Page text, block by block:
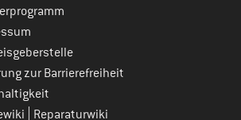
zur Barrierefreiheit
Reparaturwiki